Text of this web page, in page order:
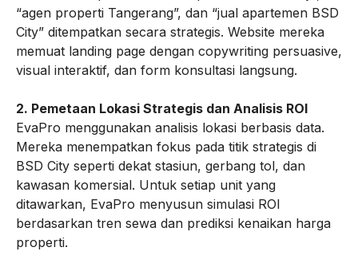
“agen properti Tangerang”, dan “jual apartemen BSD
City” ditempatkan secara strategis. Website mereka
memuat landing page dengan copywriting persuasive,
visual interaktif, dan form konsultasi langsung.
2. Pemetaan Lokasi Strategis dan Analisis ROI
EvaPro menggunakan analisis lokasi berbasis data.
Mereka menempatkan fokus pada titik strategis di
BSD City seperti dekat stasiun, gerbang tol, dan
kawasan komersial. Untuk setiap unit yang
ditawarkan, EvaPro menyusun simulasi ROI
berdasarkan tren sewa dan prediksi kenaikan harga
properti.